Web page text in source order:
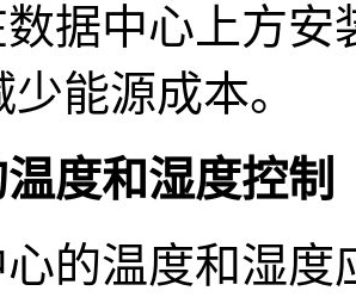
据中心上方安
能源成本。
度和湿度控制
的温度和湿度